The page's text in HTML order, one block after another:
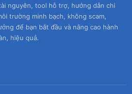
nguyên, tool hỗ trợ, hướng dẫn chi
trường minh bạch, không scam,
để bạn bắt đầu và nâng cao hành
hiệu quả.